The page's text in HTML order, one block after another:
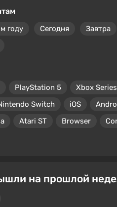
году Сегодня Завтра
PlayStation 5 Xbox
Switch iOS
Atari ST Browser
на прошлой